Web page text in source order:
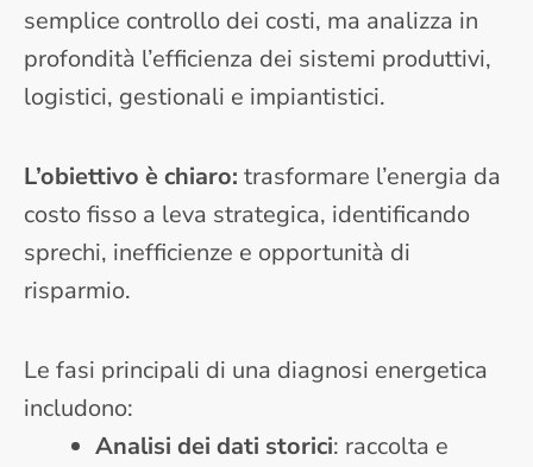
semplice controllo dei costi, ma analizza in
profondità l’efficienza dei sistemi produttivi,
logistici, gestionali e impiantistici.
L’obiettivo è chiaro: trasformare l’energia da
costo fisso a leva strategica, identificando
sprechi, inefficienze e opportunità di
risparmio.
Le fasi principali di una diagnosi energetica
includono:
Analisi dei dati storici: raccolta e